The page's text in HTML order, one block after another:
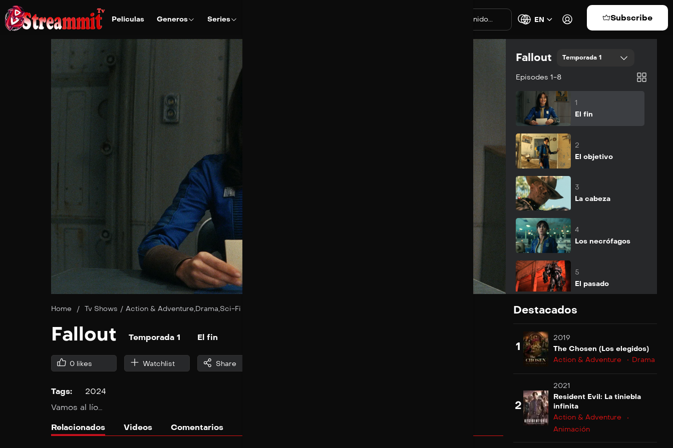
Peliculas Generos Series EN Subscribe
Fallout Temporada 1
Episodes 1-8
1
El fin
2
El objetivo
3
La cabeza
4
Los necrófagos
5
El pasado
Suscribirse
6
La trampa
Suscribirse
7
Suscribirse
8
El comienzo
Home / Tv Shows / Action & Adventure,Drama,Sci-Fi & Fantasy
Fallout Temporada 1 El fin
0 likes Watchlist Share
Tags:
2024
Vamos al lío…
Relacionados Videos Comentarios
Destacados
1
2019
The Chosen (Los elegidos)
Action & Adventure
Drama
2
2021
Resident Evil: La tiniebla
infinita
Action & Adventure
Animación